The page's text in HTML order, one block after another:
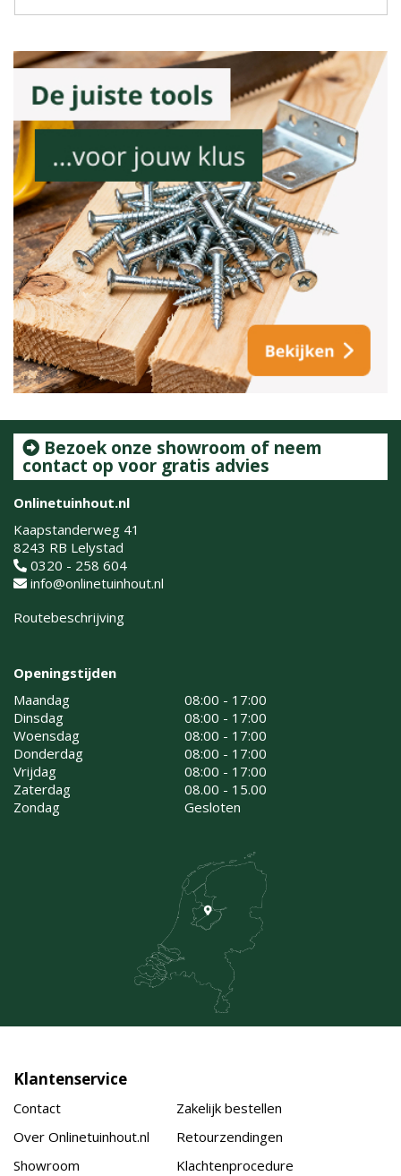
Bezoek onze showroom of neem
contact op voor gratis advies
Onlinetuinhout.nl
Kaapstanderweg 41
8243 RB Lelystad
0320 - 258 604
info@onlinetuinhout.nl
Routebeschrijving
Openingstijden
Maandag
08:00 - 17:00
Dinsdag
08:00 - 17:00
Woensdag
08:00 - 17:00
Donderdag
08:00 - 17:00
Vrijdag
08:00 - 17:00
Zaterdag
08.00 - 15.00
Zondag
Gesloten
Klantenservice
Contact
Over Onlinetuinhout.nl
Showroom
Zakelijk bestellen
Retourzendingen
Klachtenprocedure